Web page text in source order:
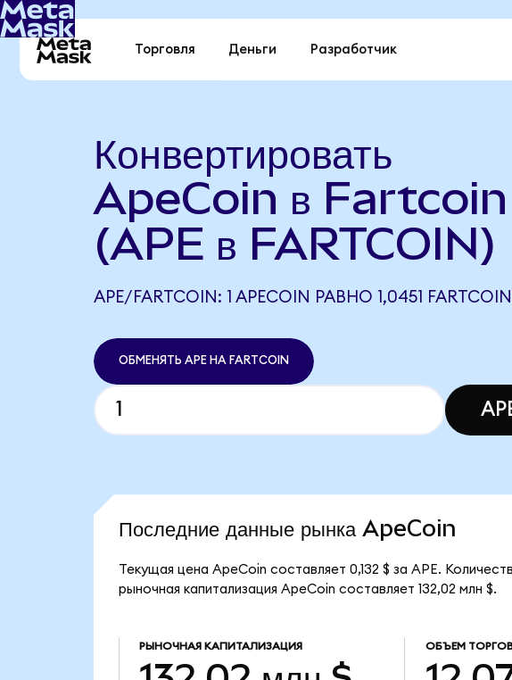
Торговля Деньги Разработчик
Конвертировать
ApeCoin в Fartcoin
(APE в FARTCOIN)
APE/FARTCOIN: 1 APECOIN РАВНО 1,0451 FARTCOIN
ОБМЕНЯТЬ APE НА FARTCOIN
Последние данные рынка ApeCoin
Текущая цена ApeCoin составляет 0,132 $ за APE.
рыночная капитализация ApeCoin составляет 132,02 млн $.
РЫНОЧНАЯ КАПИТАЛИЗАЦИЯ ОБЪЕМ